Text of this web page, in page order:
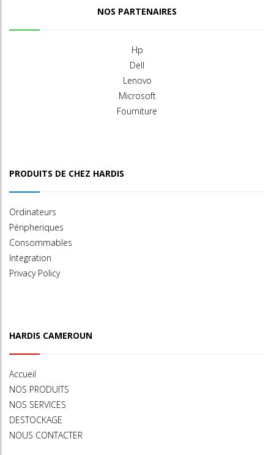
NOS PARTENAIRES
Hp
Dell
Lenovo
Microsoft
Fourniture
PRODUITS DE CHEZ HARDIS
Ordinateurs
Péripheriques
Consommables
Integration
Privacy Policy
HARDIS CAMEROUN
Accueil
NOS PRODUITS
NOS SERVICES
DESTOCKAGE
NOUS CONTACTER